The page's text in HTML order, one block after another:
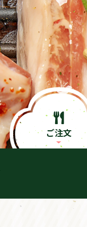
ご注文